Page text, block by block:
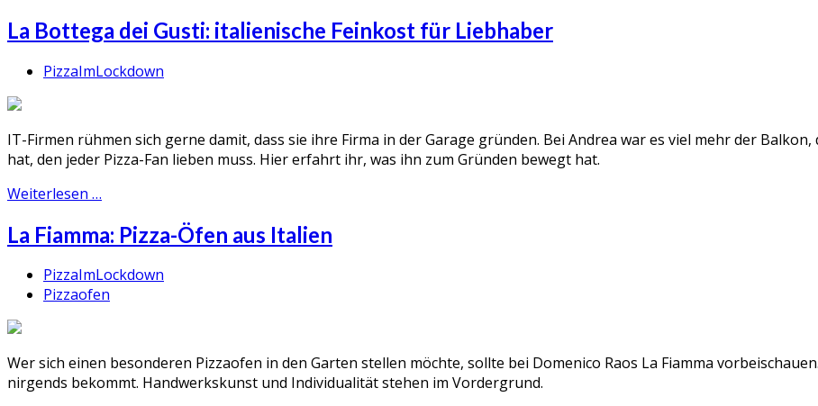
La Bottega dei Gusti: italienische Feinkost für Liebhaber
PizzaImLockdown
IT-Firmen rühmen sich gerne damit, dass sie ihre Firma in der Garage gründen. Bei Andrea war es viel mehr der
hat, den jeder Pizza-Fan lieben muss. Hier erfahrt ihr, was ihn zum Gründen bewegt hat.
Weiterlesen …
La Fiamma: Pizza-Öfen aus Italien
PizzaImLockdown
Pizzaofen
Wer sich einen besonderen Pizzaofen in den Garten stellen möchte, sollte bei Domenico Raos La Fiamma
nirgends bekommt. Handwerkskunst und Individualität stehen im Vordergrund.